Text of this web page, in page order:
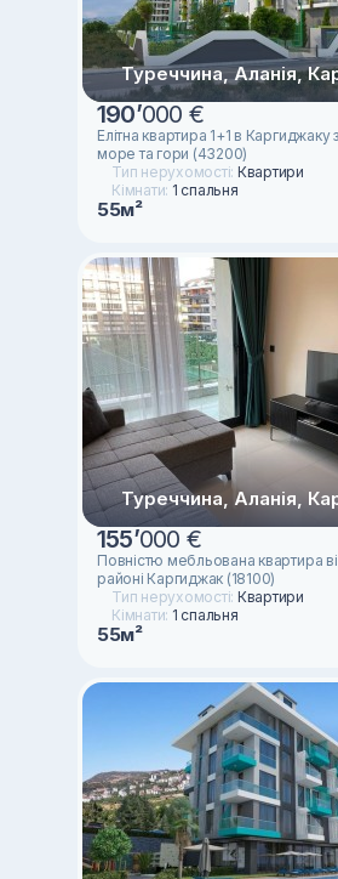
Туреччина, Аланія,
190’000 €
Елітна квартира 1+1 в Каргиджаку
море та гори (43200)
Тип нерухомості: Квартири
Кімнати: 1 спальня
55м²
Туреччина, Аланія,
155’000 €
Повністю мебльована квартира
районі Каргиджак (18100)
Тип нерухомості: Квартири
Кімнати: 1 спальня
55м²